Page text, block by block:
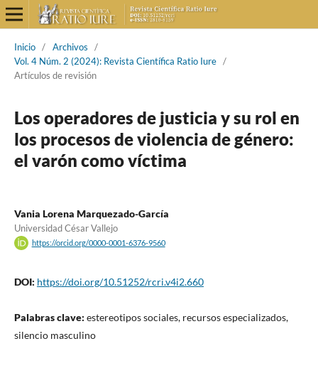
Inicio / Archivos
/
Vol. 4 Núm. 2 (2024): Revista Científica Ratio Iure /
Artículos de revisión
Los operadores de justicia y su rol en
los procesos de violencia de género:
el varón como víctima
Vania Lorena Marquezado-García
Universidad César Vallejo
https://orcid.org/0000-0001-6376-9560
DOI: https://doi.org/10.51252/rcri.v4i2.660
Palabras clave: estereotipos sociales, recursos especializados,
silencio masculino